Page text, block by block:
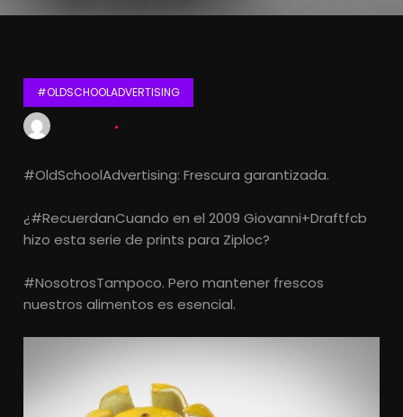
#OLDSCHOOLADVERTISING
#OldSchoolAdvertising: Frescura garantizada.
¿#RecuerdanCuando en el 2009 Giovanni+Draftfcb
hizo esta serie de prints para Ziploc?
#NosotrosTampoco. Pero mantener frescos
nuestros alimentos es esencial.